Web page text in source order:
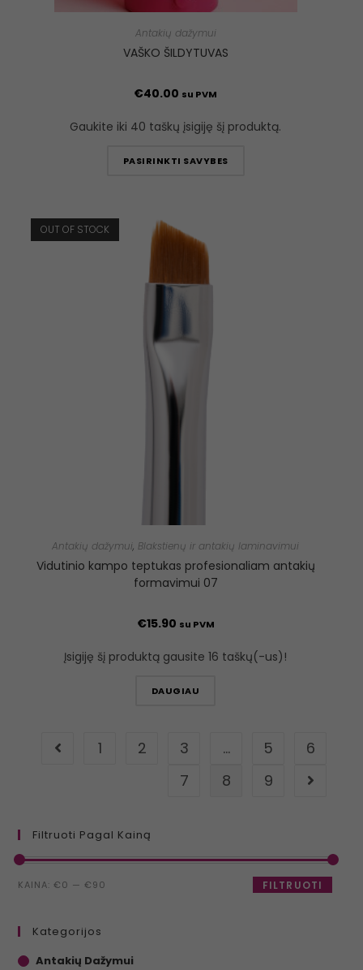
Antakių dažymui
VAŠKO ŠILDYTUVAS
€40.00 su PVM
Gaukite iki 40 taškų įsigiję šį produktą.
PASIRINKTI SAVYBES
OUT OF STOCK
Antakių dažymui, Blakstienų ir antakių laminavimui
Vidutinio kampo teptukas profesionaliam antakių
formavimui 07
€15.90 su PVM
Įsigiję šį produktą gausite 16 taškų(-us)!
DAUGIAU
1 2 3 … 5
6
7
8 9
Filtruoti Pagal Kainą
FILTRUOTI
KAINA: €0 — €90
Kategorijos
Antakių Dažymui